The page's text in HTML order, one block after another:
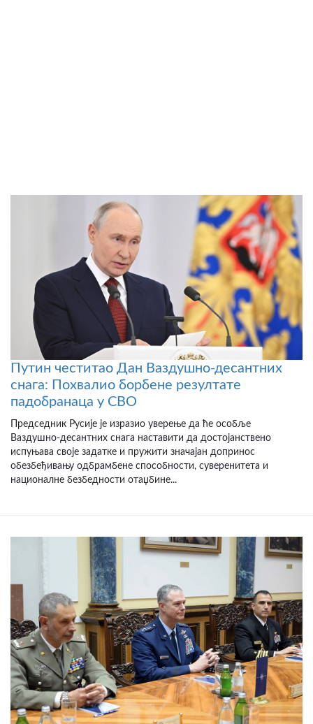
Путин честитао Дан Ваздушно-десантних
снага: Похвалио борбене резултате
падобранаца у СВО
Председник Русије је изразио уверење да ће особље
Ваздушно-десантних снага наставити да достојанствено
испуњава своје задатке и пружити значајан допринос
обезбеђивању одбрамбене способности, суверенитета и
националне безбедности отаџбине...